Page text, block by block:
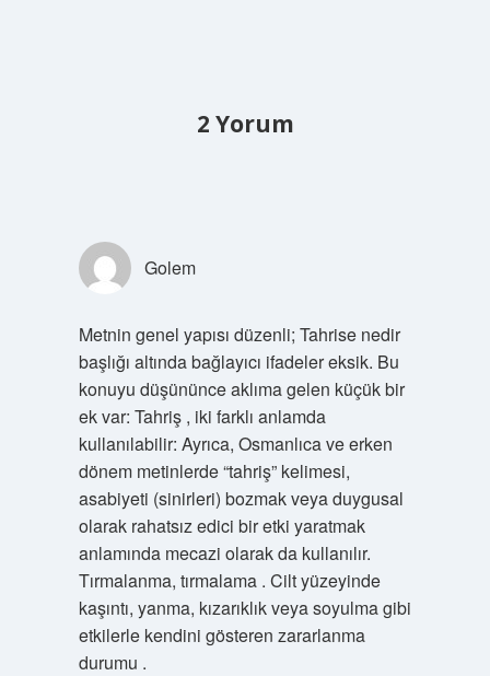
2 Yorum
Golem
Metnin genel yapısı düzenli; Tahrise nedir
başlığı altında bağlayıcı ifadeler eksik. Bu
konuyu düşününce aklıma gelen küçük bir
ek var: Tahriş , iki farklı anlamda
kullanılabilir: Ayrıca, Osmanlıca ve erken
dönem metinlerde “tahriş” kelimesi,
asabiyeti (sinirleri) bozmak veya duygusal
olarak rahatsız edici bir etki yaratmak
anlamında mecazi olarak da kullanılır.
Tırmalanma, tırmalama . Cilt yüzeyinde
kaşıntı, yanma, kızarıklık veya soyulma gibi
etkilerle kendini gösteren zararlanma
durumu .